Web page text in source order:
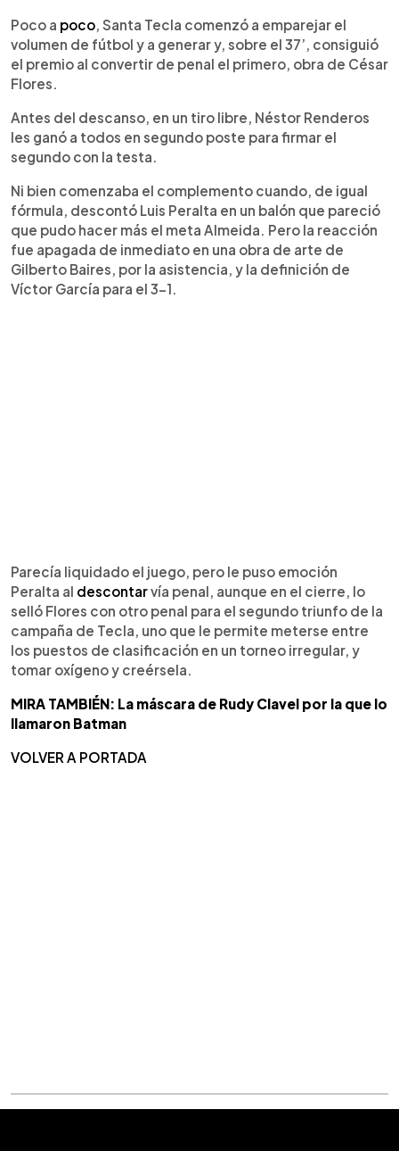
Poco a poco, Santa Tecla comenzó a emparejar el
volumen de fútbol y a generar y, sobre el 37’, consiguió
el premio al convertir de penal el primero, obra de César
Flores.
Antes del descanso, en un tiro libre, Néstor Renderos
les ganó a todos en segundo poste para firmar el
segundo con la testa.
Ni bien comenzaba el complemento cuando, de igual
fórmula, descontó Luis Peralta en un balón que pareció
que pudo hacer más el meta Almeida. Pero la reacción
fue apagada de inmediato en una obra de arte de
Gilberto Baires, por la asistencia, y la definición de
Víctor García para el 3-1.
Parecía liquidado el juego, pero le puso emoción
Peralta al descontarvía penal, aunque en el cierre, lo
selló Flores con otro penal para el segundo triunfo de la
campaña de Tecla, uno que le permite meterse entre
los puestos de clasificación en un torneo irregular, y
tomar oxígeno y creérsela.
MIRA TAMBIÉN: La máscara de Rudy Clavel por la que lo
llamaron Batman
VOLVER A PORTADA